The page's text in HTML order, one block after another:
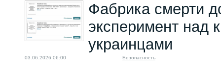
Фабрика смерти
эксперимент над
украинцами
03.06.2026 06:00 Безопасность